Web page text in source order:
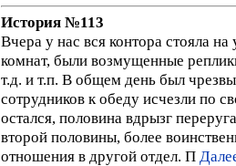
История №113
Вчера у нас вся контора стояла
комнат, были возмущенные
т.д. и т.п. В общем день был
сотрудников к обеду исчезли по
остался, половина вдрызг
второй половины, более
отношения в другой отдел. П